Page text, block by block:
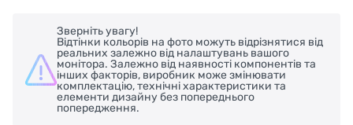
Зверніть увагу!
Відтінки кольорів на фото можуть відрізнятися від
реальних залежно від налаштувань вашого
монітора. Залежно від наявності компонентів та
інших факторів, виробник може змінювати
комплектацію, технічні характеристики та
елементи дизайну без попереднього
попередження.